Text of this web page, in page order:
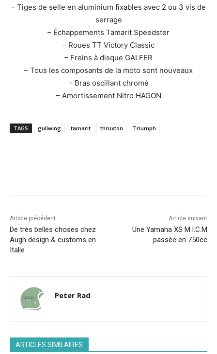
– Tiges de selle en aluminium fixables avec 2 ou 3 vis de
serrage
– Échappements Tamarit Speedster
– Roues TT Victory Classic
– Freins à disque GALFER
– Tous les composants de la moto sont nouveaux
– Bras oscillant chromé
– Amortissement Nitro HAGON
TAGS gullwing tamarit thruxton Triumph
Article précédent
De très belles choses chez
Augh design & customs en
Italie
Article suivant
Une Yamaha XS M.I.C.M
passée en 750cc
Peter Rad
ARTICLES SIMILAIRES